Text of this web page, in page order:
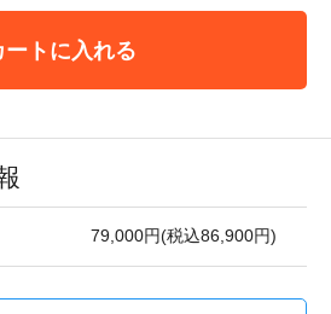
ートに入れる
79,000円(税込86,900円)